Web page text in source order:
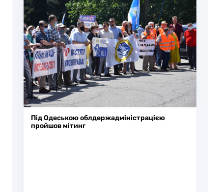
Під Одеською облдержадміністрацією
пройшов мітинг